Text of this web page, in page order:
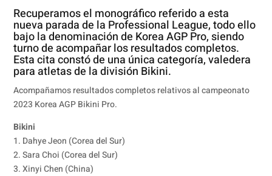
Recuperamos el monográficoreferido a esta
nueva parada de la Professional League, todo ello
bajo la denominación de Korea AGP Pro, siendo
turno de acompañar los resultados completos.
Esta cita constó de una única categoría, valedera
para atletas de la división Bikini.
Acompañamos resultados completos relativos al campeonato
2023 Korea AGP Bikini Pro.
Bikini
1. Dahye Jeon (Corea del Sur)
2. Sara Choi (Corea del Sur)
3. Xinyi Chen (China)